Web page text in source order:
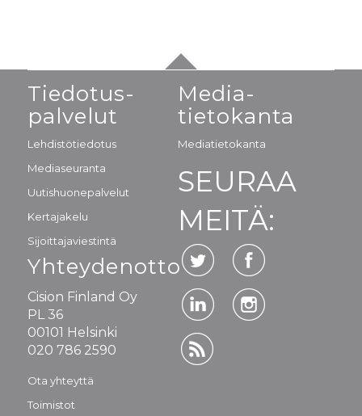
Tiedotus-
palvelut
Lehdistötiedotus
Mediaseuranta
Uutishuonepalvelut
Kertajakelu
Sijoittajaviestintä
Yhteydenotto
Cision Finland Oy
PL 36
00101 Helsinki
020 786 2590
Ota yhteyttä
Toimistot
Media-
tietokanta
Mediatietokanta
SEURAA
MEITÄ: